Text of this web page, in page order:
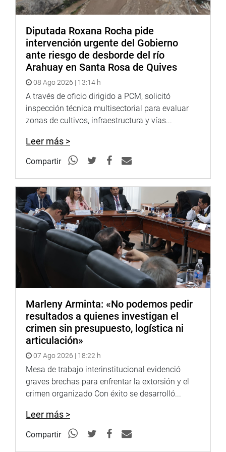
así como destinar presupuesto y reconocimiento
institucional a las iniciativas ciudadanas de respuesta al
hambre como las ollas comunes”, sentenció.
Lima, 9 de junio del 2021.
Despacho de la congresista Mirtha Vásquez Chuquilín
Celular: 986828623
Correo: prensamirthavasquez@gmail.com
Redes sociales:
https://web.facebook.com/MirthaVasquezFA/
Diputada Roxana Rocha pide
intervención urgente del Gobierno
ante riesgo de desborde del río
Arahuay en Santa Rosa de Quives
08 Ago 2026 | 13:14 h
A través de oficio dirigido a PCM, solicitó
inspección técnica multisectorial para evaluar
zonas de cultivos, infraestructura y vías...
Leer más >
Compartir
Marleny Arminta: «No podemos pedir
resultados a quienes investigan el
crimen sin presupuesto, logística ni
articulación»
07 Ago 2026 | 18:22 h
Mesa de trabajo interinstitucional evidenció
graves brechas para enfrentar la extorsión y el
crimen organizado Con éxito se desarrolló...
Leer más >
Compartir